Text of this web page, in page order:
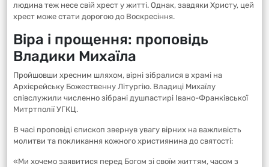
людина теж несе свій хрест у житті. Однак, завдяки Христу, цей
хрест може стати дорогою до Воскресіння.
Віра і прощення: проповідь
Владики Михаїла
Пройшовши хресним шляхом, вірні зібралися в храмі на
Архієрейську Божественну Літургію. Владиці Михаїлу
співслужили численно зібрані душпастирі Івано-Франківської
Митртполії УГКЦ.
В часі проповіді єпископ звернув увагу вірних на важливість
молитви та покликання кожного християнина до святості:
«Ми хочемо заявитися перед Богом зі своїм життям, часом з